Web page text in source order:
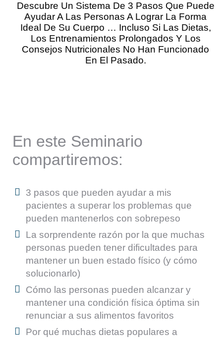
Descubre Un Sistema De 3 Pasos Que Puede
Ayudar A Las Personas A Lograr La Forma
Ideal De Su Cuerpo … Incluso Si Las Dietas,
Los Entrenamientos Prolongados Y Los
Consejos Nutricionales No Han Funcionado
En El Pasado.
En este Seminario
compartiremos:
3 pasos que pueden ayudar a mis
pacientes a superar los problemas que
pueden mantenerlos con sobrepeso
La sorprendente razón por la que muchas
personas pueden tener dificultades para
mantener un buen estado físico (y cómo
solucionarlo)
Cómo las personas pueden alcanzar y
mantener una condición física óptima sin
renunciar a sus alimentos favoritos
​Por qué muchas dietas populares a